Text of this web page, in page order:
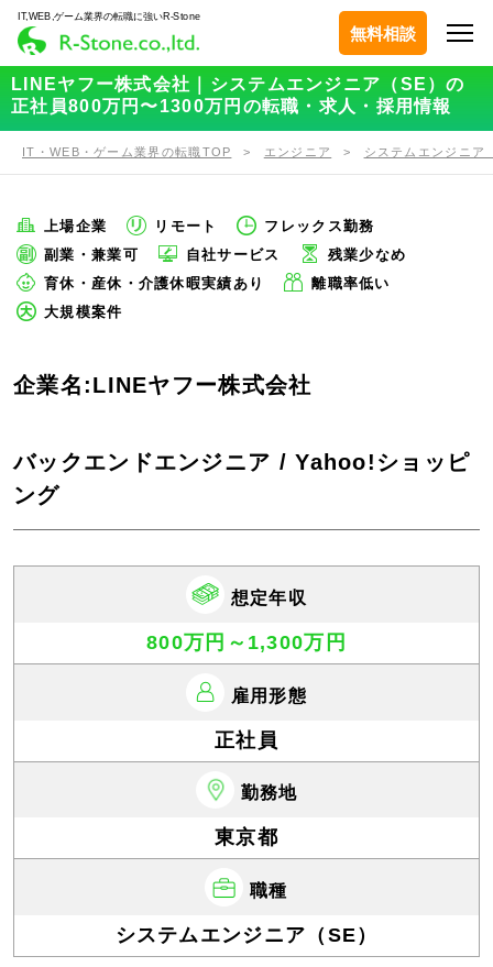
IT,WEB,ゲーム業界の転職に強いR-Stone
無料相談
LINEヤフー株式会社｜システムエンジニア（SE）の
正社員800万円〜1300万円の転職・求人・採用情報
IT・WEB・ゲーム業界の転職TOP エンジニア システムエンジニア
上場企業 リモート
フレックス勤務
副業・兼業可
自社サービス
残業少なめ
育休・産休・介護休暇実績あり
離職率低い
大規模案件
企業名:LINEヤフー株式会社
バックエンドエンジニア / Yahoo!ショッピ
ング
想定年収
800万円～1,300万円
雇用形態
正社員
勤務地
東京都
職種
システムエンジニア（SE）